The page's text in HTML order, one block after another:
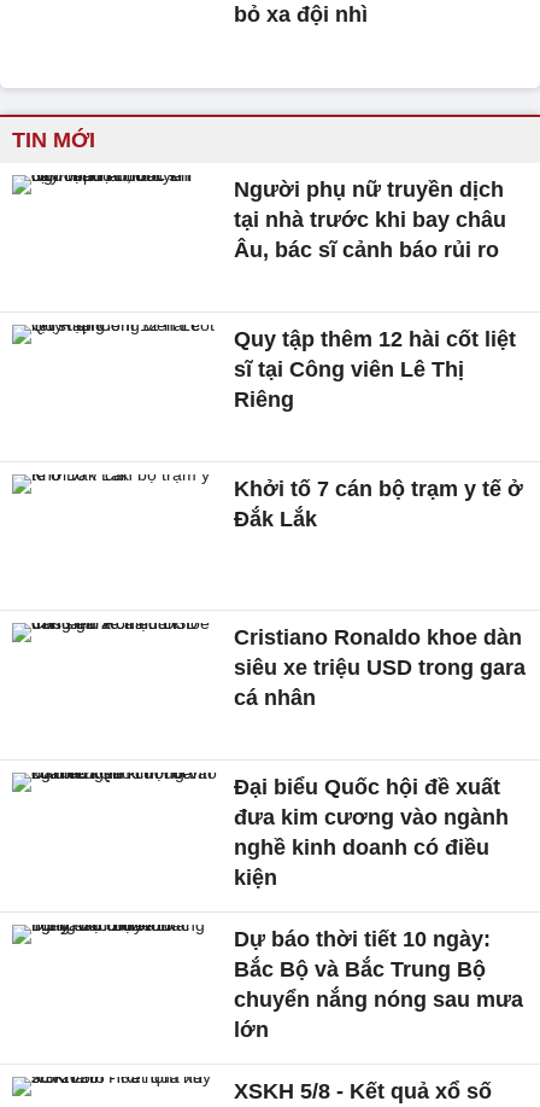
bỏ xa đội nhì
TIN MỚI
Người phụ nữ truyền dịch
tại nhà trước khi bay châu
Âu, bác sĩ cảnh báo rủi ro
Quy tập thêm 12 hài cốt liệt
sĩ tại Công viên Lê Thị
Riêng
Khởi tố 7 cán bộ trạm y tế ở
Đắk Lắk
Cristiano Ronaldo khoe dàn
siêu xe triệu USD trong gara
cá nhân
Đại biểu Quốc hội đề xuất
đưa kim cương vào ngành
nghề kinh doanh có điều
kiện
Dự báo thời tiết 10 ngày:
Bắc Bộ và Bắc Trung Bộ
chuyển nắng nóng sau mưa
lớn
XSKH 5/8 - Kết quả xổ số